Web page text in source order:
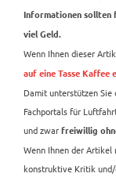
Informationen sollten
viel Geld.
Wenn Ihnen dieser
auf eine Tasse Kaffee
Damit unterstützen Sie
Fachportals für
und zwar freiwillig
Wenn Ihnen der
konstruktive Kritik